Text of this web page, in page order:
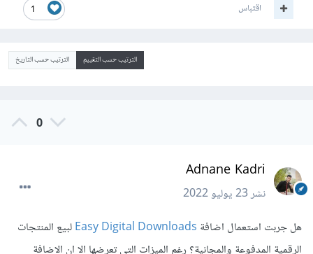
1 اقتباس
الترتيب حسب التقييم الترتيب حسب التاريخ
0
Adnane Kadri
نشر23 يوليو 2022
هل جربت استعمال اضافة Easy Digital Downloadsلبيع المنتجات